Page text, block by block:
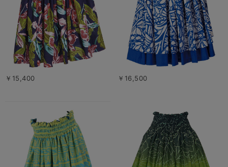
￥15,400 ￥16,500